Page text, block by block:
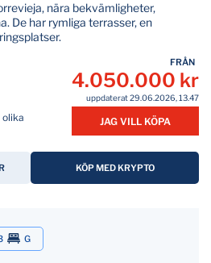
nära bekvämligheter,
De har rymliga terrasser, en
olika
FRÅN
4.050.000 kr
uppdaterat 29.06.2026, 13.47
JAG VILL KÖPA
KÖP MED KRYPTO
G